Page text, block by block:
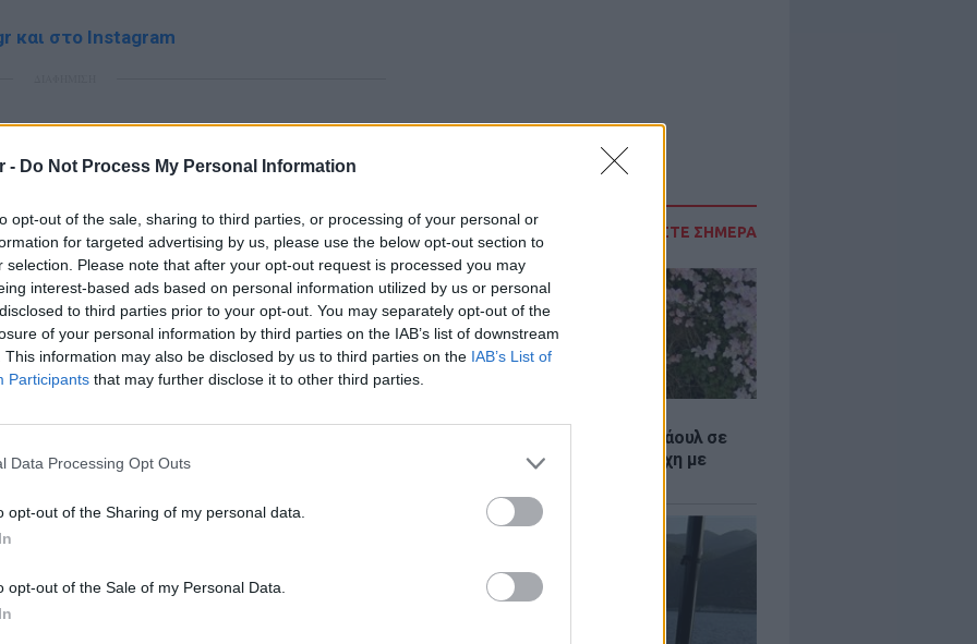
- Do Not Process My Personal Information
opt-out of the sale, sharing to third parties, or processing of your personal or
for targeted advertising by us, please use the below opt-out section to
selection. Please note that after your opt-out request is processed you may
interest-based ads based on personal information utilized by us or personal
to third parties prior to your opt-out. You may separately opt-out of the
of your personal information by third parties on the IAB’s list of downstream
This information may also be disclosed by us to third parties on the IAB’s List of
Participants that may further disclose it to other third parties.
Data Processing Opt Outs
opt-out of the Sharing of my personal data.
opt-out of the Sale of my Personal Data.
ΔΙΑΒΑΣΤΕ ΣΗΜΕΡΑ
Πέθανε η influencer Σίντνεϊ Τάουλ σε
ηλικία 26 ετών έπειτα από μάχη με
και στο Instagram